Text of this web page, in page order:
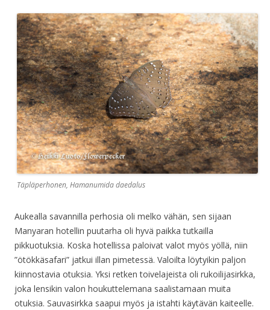
Täpläperhonen, Hamanumida daedalus
Aukealla savannilla perhosia oli melko vähän, sen sijaan
Manyaran hotellin puutarha oli hyvä paikka tutkailla
pikkuotuksia. Koska hotellissa paloivat valot myös yöllä, niin
”ötökkäsafari” jatkui illan pimetessä. Valoilta löytyikin paljon
kiinnostavia otuksia. Yksi retken toivelajeista oli rukoilijasirkka,
joka lensikin valon houkuttelemana saalistamaan muita
otuksia. Sauvasirkka saapui myös ja istahti käytävän kaiteelle.